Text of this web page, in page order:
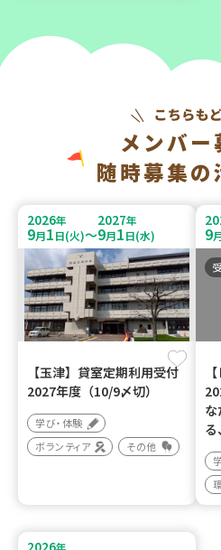
メンバー
随時募集の
2026年
9月1日(火)～
2027年
9月1日(水)
【玉津】貸室定期利用受付
2027年度（10/9〆切）
学び・体験
ボランティア
その他
9
年